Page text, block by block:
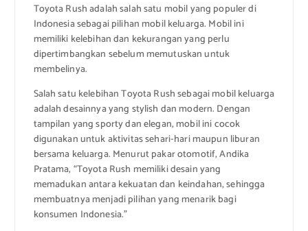
Toyota Rush adalah salah satu mobil yang populer di
Indonesia sebagai pilihan mobil keluarga. Mobil ini
memiliki kelebihan dan kekurangan yang perlu
dipertimbangkan sebelum memutuskan untuk
membelinya.
Salah satu kelebihan Toyota Rush sebagai mobil keluarga
adalah desainnya yang stylish dan modern. Dengan
tampilan yang sporty dan elegan, mobil ini cocok
digunakan untuk aktivitas sehari-hari maupun liburan
bersama keluarga. Menurut pakar otomotif, Andika
Pratama, “Toyota Rush memiliki desain yang
memadukan antara kekuatan dan keindahan, sehingga
membuatnya menjadi pilihan yang menarik bagi
konsumen Indonesia.”